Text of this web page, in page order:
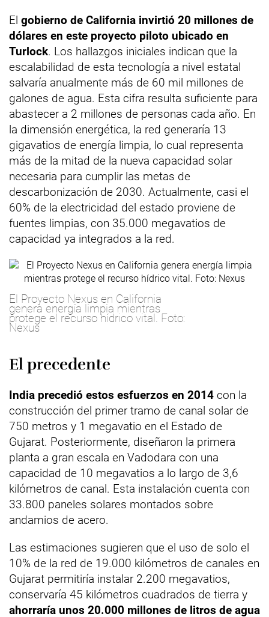
El gobierno de California invirtió 20 millones de
dólares en este proyecto piloto ubicado en
Turlock. Los hallazgos iniciales indican que la
escalabilidad de esta tecnología a nivel estatal
salvaría anualmente más de 60 mil millones de
galones de agua. Esta cifra resulta suficiente para
abastecer a 2 millones de personas cada año. En
la dimensión energética, la red generaría 13
gigavatios de energía limpia, lo cual representa
más de la mitad de la nueva capacidad solar
necesaria para cumplir las metas de
descarbonización de 2030. Actualmente, casi el
60% de la electricidad del estado proviene de
fuentes limpias, con 35.000 megavatios de
capacidad ya integrados a la red.
El Proyecto Nexus en California
genera energía limpia mientras
protege el recurso hídrico vital. Foto:
Nexus
El precedente
India precedió estos esfuerzos en 2014 con la
construcción del primer tramo de canal solar de
750 metros y 1 megavatio en el Estado de
Gujarat. Posteriormente, diseñaron la primera
planta a gran escala en Vadodara con una
capacidad de 10 megavatios a lo largo de 3,6
kilómetros de canal. Esta instalación cuenta con
33.800 paneles solares montados sobre
andamios de acero.
Las estimaciones sugieren que el uso de solo el
10% de la red de 19.000 kilómetros de canales en
Gujarat permitiría instalar 2.200 megavatios,
conservaría 45 kilómetros cuadrados de tierra y
ahorraría unos 20.000 millones de litros de agua